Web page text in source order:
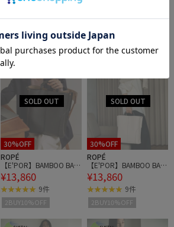
30%OFF
ROPÉ
【E'POR】BAMBOO BAG
Large【通勤】【A4対
応】
¥13,860
9件
2BUY10%OFF
30%OFF
ROPÉ
【E'POR】BAMBOO BAG
Large【通勤】【A4対
応】
¥13,860
9件
2BUY10%OFF